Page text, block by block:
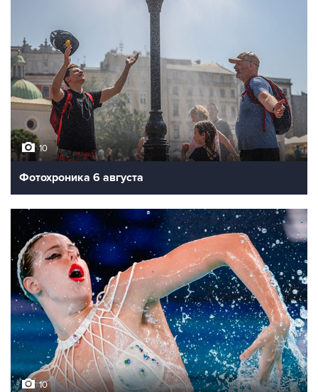
10
Фотохроника 6 августа
10